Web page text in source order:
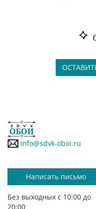
info@sdvk-oboi.ru
Написать письмо
Без выходных с 10:00 до
20:00